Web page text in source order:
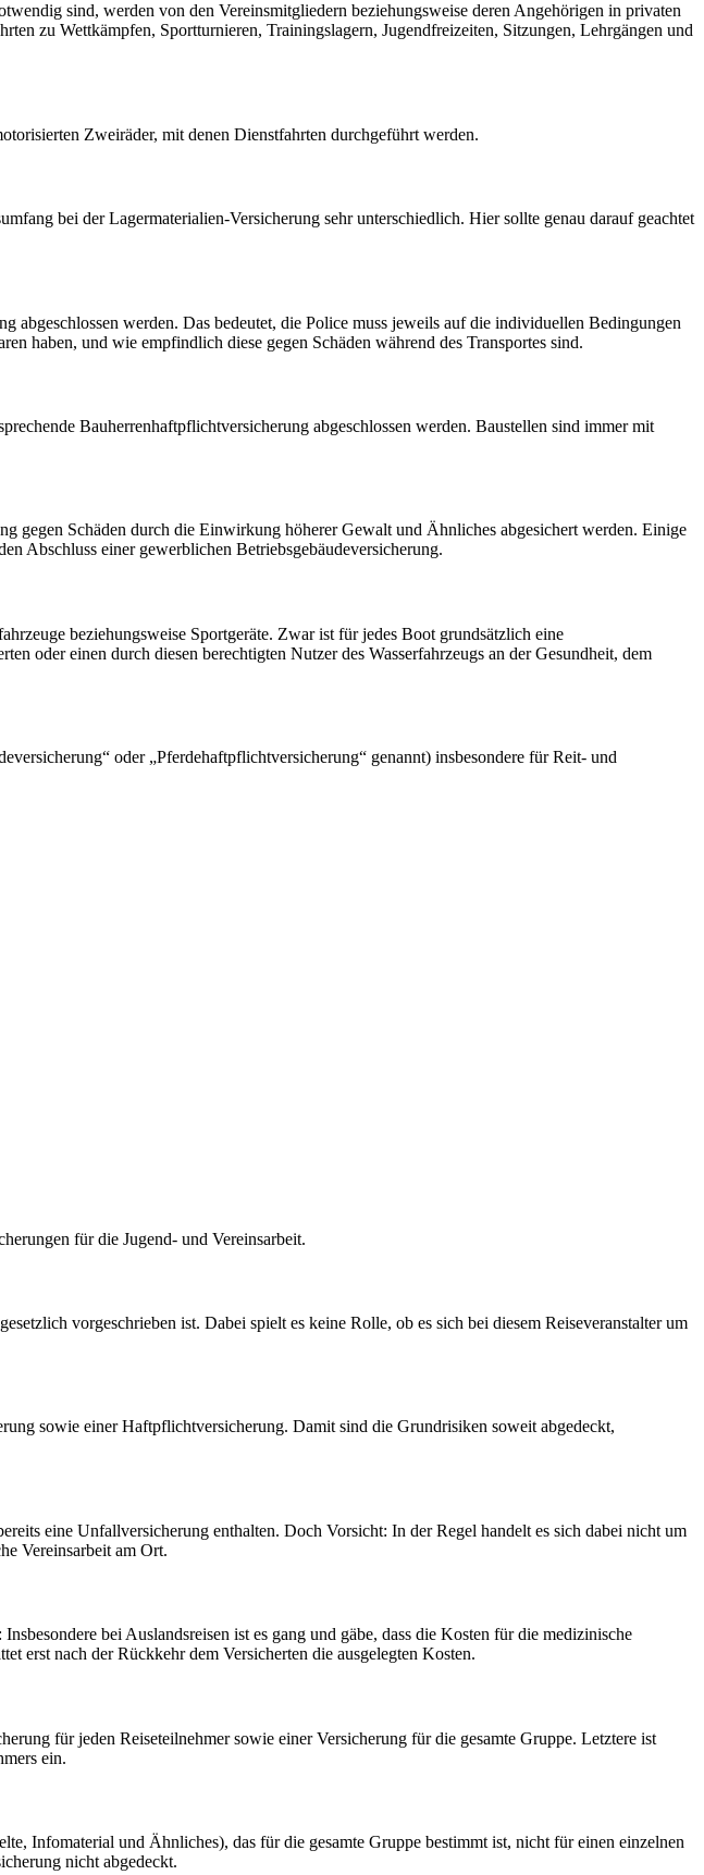
sind, werden von den Vereinsmitgliedern beziehungsweise deren Angehörigen in privaten
zu Wettkämpfen, Sportturnieren, Trainingslagern, Jugendfreizeiten, Sitzungen, Lehrgängen und
Zweiräder, mit denen Dienstfahrten durchgeführt werden.
bei der Lagermaterialien-Versicherung sehr unterschiedlich. Hier sollte genau darauf geachtet
abgeschlossen werden. Das bedeutet, die Police muss jeweils auf die individuellen Bedingungen
haben, und wie empfindlich diese gegen Schäden während des Transportes sind.
Bauherrenhaftpflichtversicherung abgeschlossen werden. Baustellen sind immer mit
gegen Schäden durch die Einwirkung höherer Gewalt und Ähnliches abgesichert werden. Einige
Abschluss einer gewerblichen Betriebsgebäudeversicherung.
beziehungsweise Sportgeräte. Zwar ist für jedes Boot grundsätzlich eine
oder einen durch diesen berechtigten Nutzer des Wasserfahrzeugs an der Gesundheit, dem
oder „Pferdehaftpflichtversicherung“ genannt) insbesondere für Reit- und
für die Jugend- und Vereinsarbeit.
vorgeschrieben ist. Dabei spielt es keine Rolle, ob es sich bei diesem Reiseveranstalter um
sowie einer Haftpflichtversicherung. Damit sind die Grundrisiken soweit abgedeckt,
eine Unfallversicherung enthalten. Doch Vorsicht: In der Regel handelt es sich dabei nicht um
Vereinsarbeit am Ort.
bei Auslandsreisen ist es gang und gäbe, dass die Kosten für die medizinische
erst nach der Rückkehr dem Versicherten die ausgelegten Kosten.
für jeden Reiseteilnehmer sowie einer Versicherung für die gesamte Gruppe. Letztere ist
ein.
Infomaterial und Ähnliches), das für die gesamte Gruppe bestimmt ist, nicht für einen einzelnen
nicht abgedeckt.